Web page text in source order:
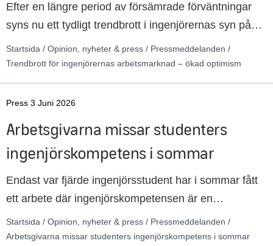
Efter en längre period av försämrade förväntningar
syns nu ett tydligt trendbrott i ingenjörernas syn på
arbetsmarknaden. Arbetslösheten sjunker och fler ser
möjligheter att byta jobb till en högre lön.
Startsida / Opinion, nyheter & press / Pressmeddelanden /
Trendbrott för ingenjörernas arbetsmarknad – ökad optimism
Press 3 Juni 2026
Arbetsgivarna missar studenters
ingenjörskompetens i sommar
Endast var fjärde ingenjörsstudent har i sommar fått
ett arbete där ingenjörskompetensen är en
förutsättning, visar en ny undersökning. Svenska
arbetsgivare talar om bristen på ingenjörer, men
Startsida / Opinion, nyheter & press / Pressmeddelanden /
Arbetsgivarna missar studenters ingenjörskompetens i sommar